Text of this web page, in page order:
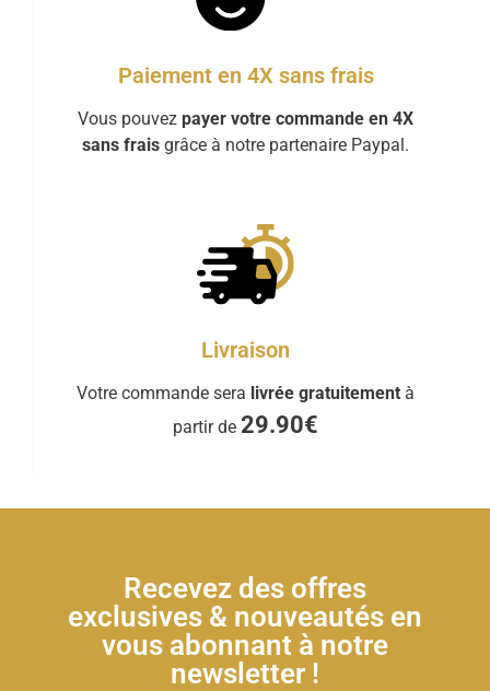
Paiement en 4X sans frais
Vous pouvez payer votre commande en 4X
sans frais grâce à notre partenaire Paypal.
Livraison
Votre commande sera livrée gratuitement à
partir de 29.90€
Recevez des offres
exclusives & nouveautés en
vous abonnant à notre
newsletter !